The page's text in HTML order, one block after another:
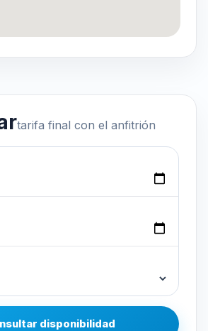
tarifa final con el anfitrión
disponibilidad